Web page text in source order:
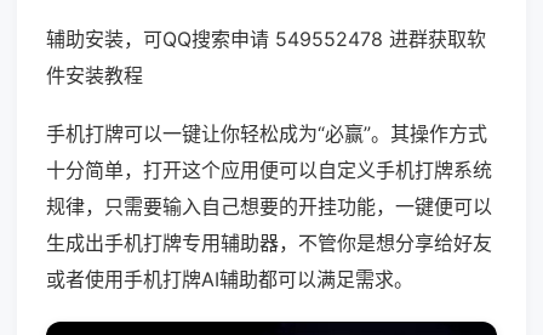
辅助安装，可QQ搜索申请 549552478 进群获取软
件安装教程
手机打牌可以一键让你轻松成为“必赢”。其操作方式
十分简单，打开这个应用便可以自定义手机打牌系统
规律，只需要输入自己想要的开挂功能，一键便可以
生成出手机打牌专用辅助器，不管你是想分享给好友
或者使用手机打牌AI辅助都可以满足需求。